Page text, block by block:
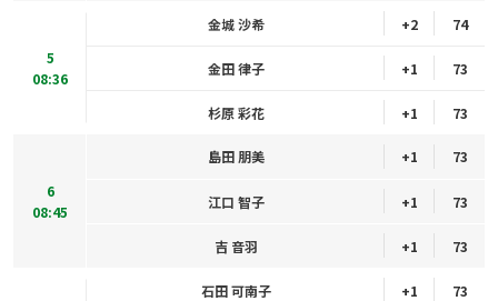
5
08:36
金城 沙希 +2 74
金田 律子 +1 73
杉原 彩花 +1 73
6
08:45
島田 朋美 +1 73
江口 智子 +1 73
吉 音羽 +1 73
石田 可南子 +1 73